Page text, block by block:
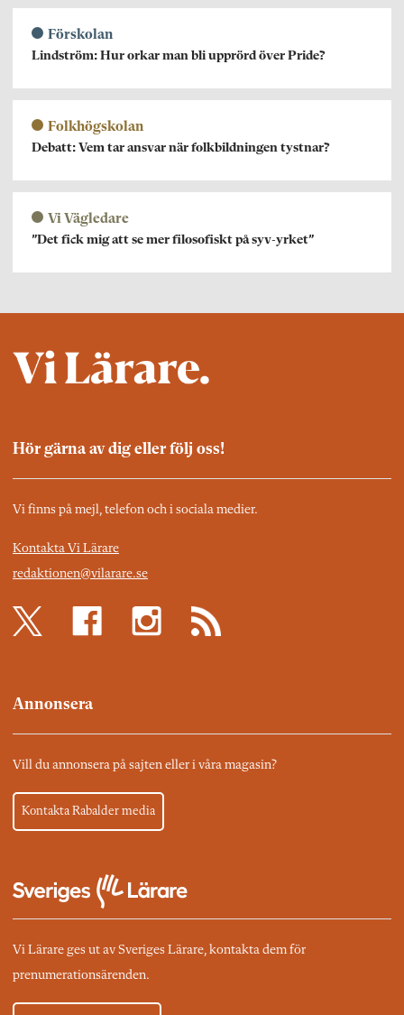
Förskolan
Lindström: Hur orkar man bli upprörd över Pride?
Folkhögskolan
Debatt: Vem tar ansvar när folkbildningen tystnar?
Vi Vägledare
”Det fick mig att se mer filosofiskt på syv-yrket”
Hör gärna av dig eller följ oss!
Vi finns på mejl, telefon och i sociala medier.
Kontakta Vi Lärare
redaktionen@vilarare.se
Annonsera
Vill du annonsera på sajten eller i våra magasin?
Kontakta Rabalder media
Vi Lärare ges ut av Sveriges Lärare, kontakta dem för
prenumerationsärenden.